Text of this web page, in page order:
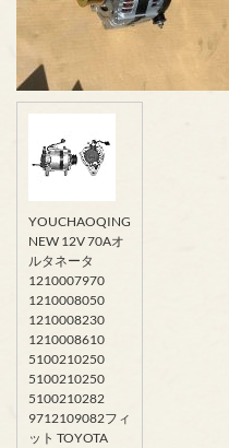
YOUCHAOQING
NEW 12V 70Aオ
ルタネータ
1210007970
1210008050
1210008230
1210008610
5100210250
5100210250
5100210282
9712109082フィ
ット TOYOTA